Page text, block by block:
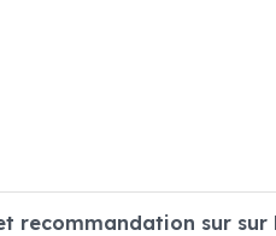
recommandation sur sur